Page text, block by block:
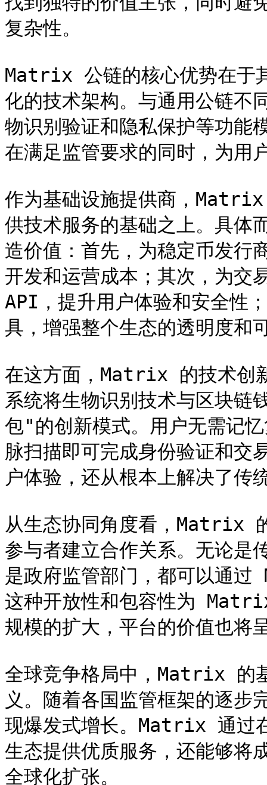
复杂性。
Matrix 公链的核心优势在于
化的技术架构。与通用公链
物识别验证和隐私保护等功能
在满足监管要求的同时，为用
作为基础设施提供商，
供技术服务的基础之上。具
造价值：首先，为稳定币发行
开发和运营成本；其次，为交
API，提升用户体验和安全性
具，增强整个生态的透明度和
在这方面，Matrix 的技术创
系统将生物识别技术与区块链
包"的创新模式。用户无需记
脉扫描即可完成身份验证和交
户体验，还从根本上解决了传
从生态协同角度看，Matrix
参与者建立合作关系。无论是
是政府监管部门，都可以通
这种开放性和包容性为
规模的扩大，平台的价值也将
全球竞争格局中，Matrix 的
义。随着各国监管框架的逐步
现爆发式增长。Matrix 通过
生态提供优质服务，还能够将